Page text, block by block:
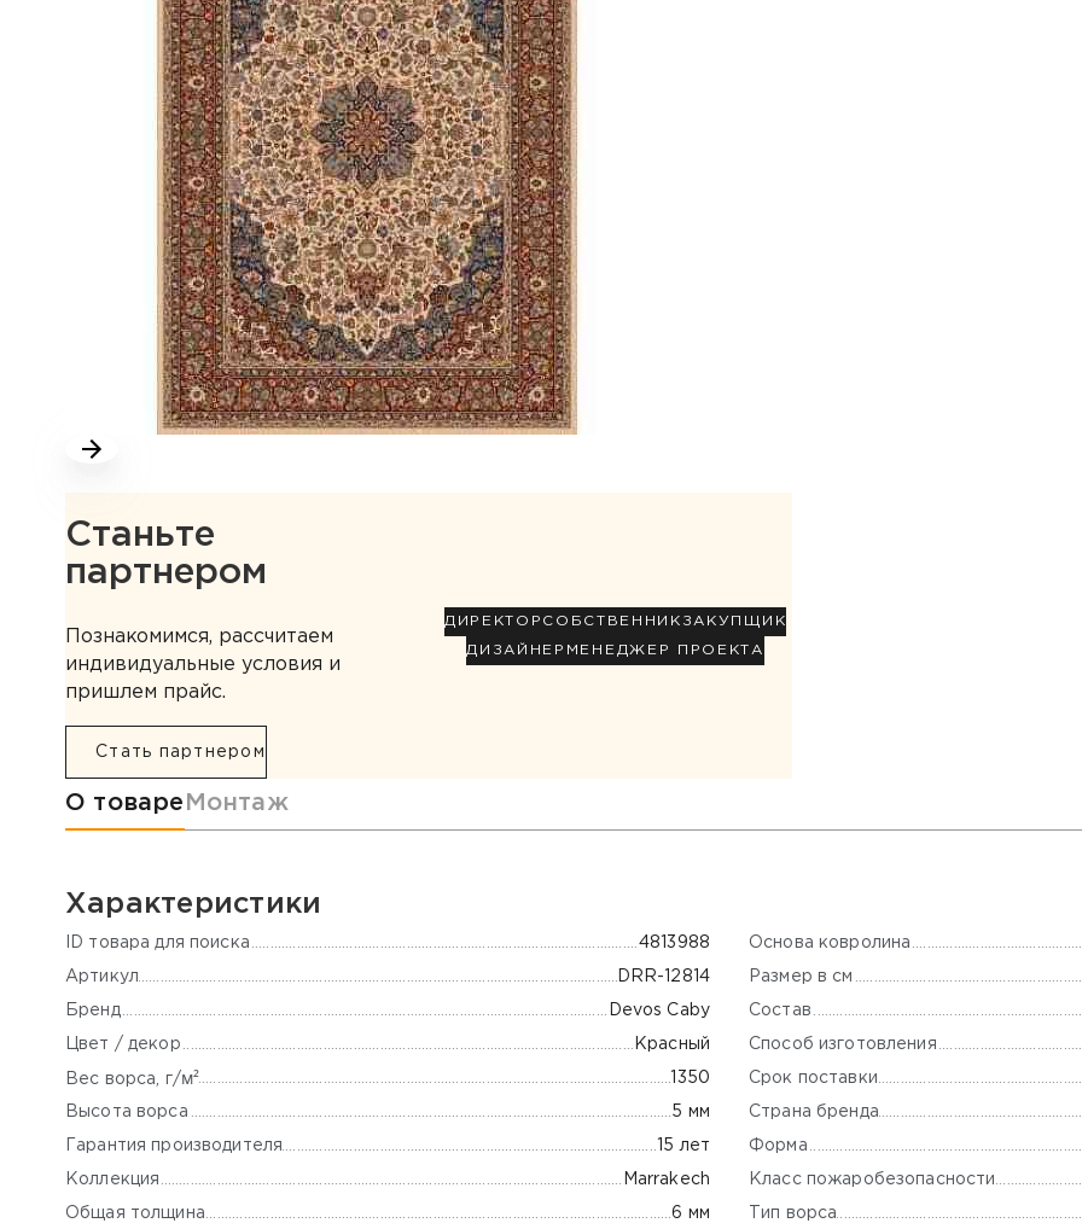
Станьте
партнером
Познакомимся, рассчитаем
индивидуальные условия и
пришлем прайс.
Стать партнером
ДИРЕКТОР СОБСТВЕННИК ЗАКУПЩИК
ДИЗАЙНЕР МЕНЕДЖЕР ПРОЕКТА
Информация о товаре
О товаре Монтаж
Характеристики
ID товара для поиска 4813988
Артикул DRR-12814
Бренд Devos Caby
Цвет / декор Красный
Вес ворса, г/м² 1350
Высота ворса 5 мм
Гарантия производителя 15 лет
Коллекция Marrakech
Общая толщина 6 мм
Основа ковролина
Размер в см
Состав
Способ изготовления
Срок поставки
Страна бренда
Форма
Класс пожаробезопасности
Тип ворса